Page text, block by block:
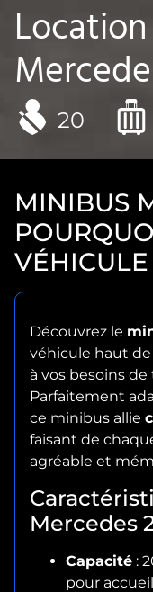
20
MINIBUS
VÉHICULE
Découvrez le
véhicule haut
à vos besoins
Parfaitement
ce minibus allie
faisant de
agréable et
Mercedes
Capacité :
pour